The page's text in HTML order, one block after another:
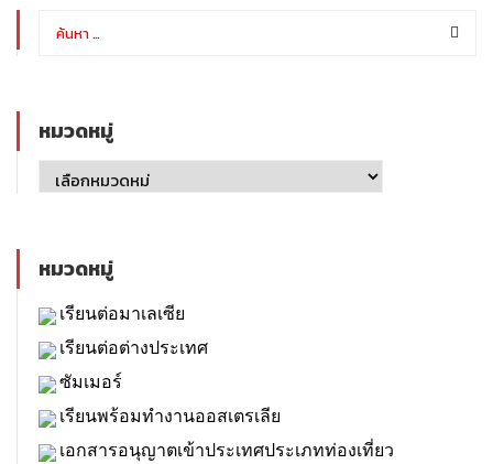
หมวดหมู่
หมวดหมู่
เรียนต่อมาเลเซีย
เรียนต่อต่างประเทศ
ซัมเมอร์
เรียนพร้อมทำงานออสเตรเลีย
เอกสารอนุญาตเข้าประเทศประเภทท่องเที่ยว